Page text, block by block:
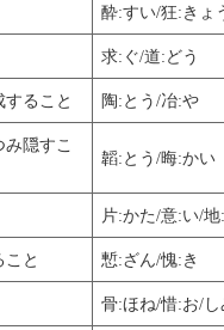
酔:すい/狂:きょ
求:ぐ/道:どう
ること 陶:とう/冶:や
隠すこ
韜:とう/晦:かい
片:かた/意:い/地
と 慙:ざん/愧:き
骨:ほね/惜:お/し